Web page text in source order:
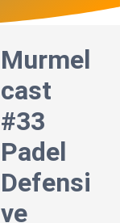
Murmel
cast
#33
Padel
Defensi
ve